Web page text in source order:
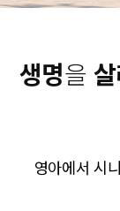
생명을
영아에서 시